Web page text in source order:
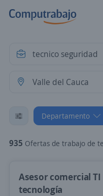
Departamento
935 Ofertas de trabajo de tecnico
Asesor comercial
tecnología